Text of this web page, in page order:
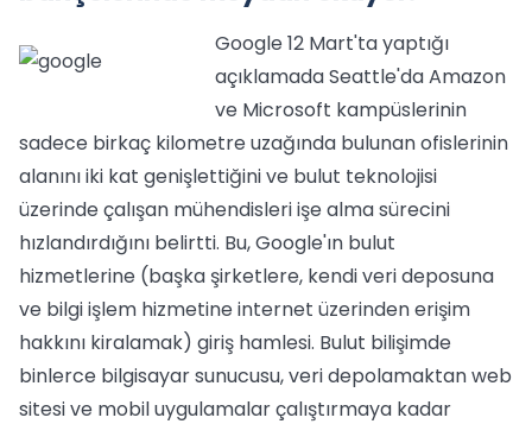
Google 12 Mart'ta yaptığı
açıklamada Seattle'da Amazon
ve Microsoft kampüslerinin
sadece birkaç kilometre uzağında bulunan ofislerinin
alanını iki kat genişlettiğini ve bulut teknolojisi
üzerinde çalışan mühendisleri işe alma sürecini
hızlandırdığını belirtti. Bu, Google'ın bulut
hizmetlerine (başka şirketlere, kendi veri deposuna
ve bilgi işlem hizmetine internet üzerinden erişim
hakkını kiralamak) giriş hamlesi. Bulut bilişimde
binlerce bilgisayar sunucusu, veri depolamaktan web
sitesi ve mobil uygulamalar çalıştırmaya kadar